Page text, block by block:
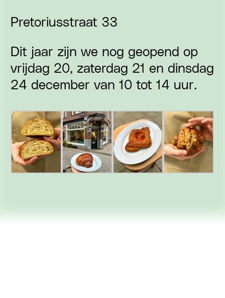
Pretoriusstraat 33
Dit jaar zijn we nog geopend op
vrijdag 20, zaterdag 21 en dinsdag
24 december van 10 tot 14 uur.